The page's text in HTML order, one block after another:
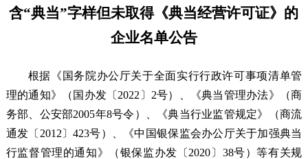
含“典当”字样但未取得《典当经营许可证》的
企业名单公告
根据《国务院办公厅关于全面实行行政许可事项清单管
理的通知》（国办发〔2022〕2号）、《典当管理办法》（商
务部、公安部2005年8号令）、《典当行业监管规定》（商流
通发〔2012〕423号）、《中国银保监会办公厅关于加强典当
行监督管理的通知》（银保监办发〔2020〕38号）等有关规